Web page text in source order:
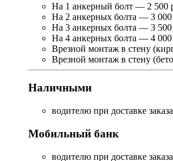
На 1 анкерный болт — 2 500
На 2 анкерных болта — 3
На 3 анкерных болта — 3
На 4 анкерных болта — 4
Врезной монтаж в стену
Врезной монтаж в стену
Наличными
водителю при доставке заказа
Мобильный банк
водителю при доставке заказа